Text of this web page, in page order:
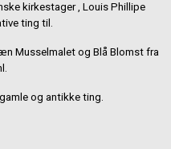
kirkestager , Louis Phillipe
ting til.
Musselmalet og Blå Blomst fra
gamle og antikke ting.